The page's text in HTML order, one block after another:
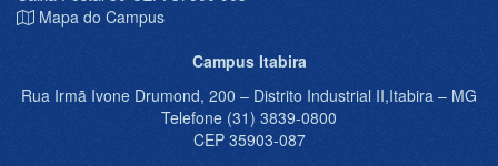
Mapa do Campus
Campus Itabira
Rua Irmã Ivone Drumond, 200 – Distrito Industrial II,Itabira – MG
Telefone (31) 3839-0800
CEP 35903-087